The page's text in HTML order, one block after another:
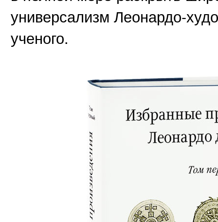
универсализм Леонардо-
ученого.